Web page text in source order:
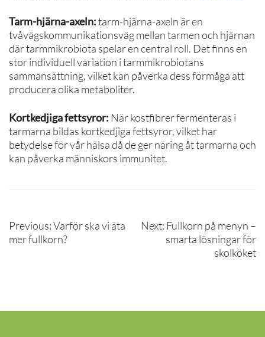
Tarm-hjärna-axeln:tarm-hjärna-axeln är en
tvåvägskommunikationsväg mellan tarmen och hjärnan
där tarmmikrobiota spelar en central roll. Det finns en
stor individuell variation i tarmmikrobiotans
sammansättning, vilket kan påverka dess förmåga att
producera olika metaboliter.
Kortkedjiga fettsyror: När kostfibrer fermenteras i
tarmarna bildas kortkedjiga fettsyror, vilket har
betydelse för vår hälsa då de ger näring åt tarmarna och
kan påverka människors immunitet.
Inläggsnavigering
Previous:Varför ska vi äta
mer fullkorn?
Next: Fullkorn på menyn –
smarta lösningar för
skolköket